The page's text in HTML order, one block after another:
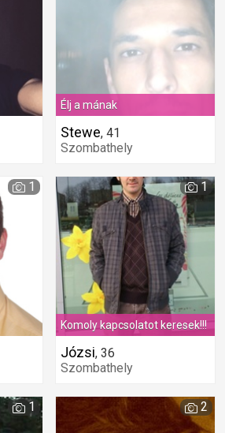
Élj a mának
Stewe, 41
Szombathely
1
Komoly kapcsolatot keresek!!!
Józsi, 36
Szombathely
1
1 2